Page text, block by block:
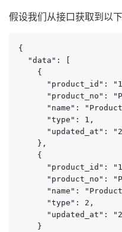
假设我们从接口获取到以
{
  "data": [
    {
"product_id":
"product_no":
"name":
      "type": 1,
"updated_at":
    },
    {
"product_id":
"product_no":
"name":
      "type": 2,
"updated_at":
    }